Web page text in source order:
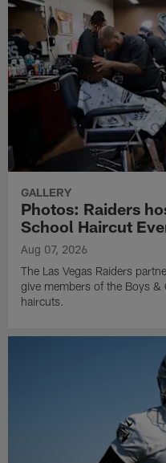
GALLERY
Photos: Raiders
School Haircut
Aug 07, 2026
The Las Vegas Raiders
give members of the Boys
haircuts.